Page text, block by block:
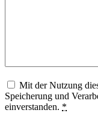
Mit der Nutzung
Speicherung und
einverstanden. *